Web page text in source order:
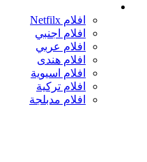
افلام Netfilx
افلام اجنبي
افلام عربي
افلام هندى
افلام اسيوية
افلام تركية
افلام مدبلجة